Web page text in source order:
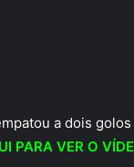
a dois
PARA VER O